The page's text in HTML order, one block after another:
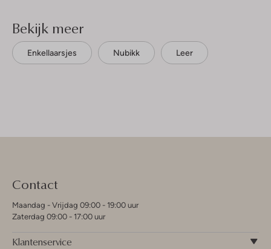
Bekijk meer
Enkellaarsjes Nubikk Leer
Contact
Maandag - Vrijdag 09:00 - 19:00 uur
Zaterdag 09:00 - 17:00 uur
Klantenservice